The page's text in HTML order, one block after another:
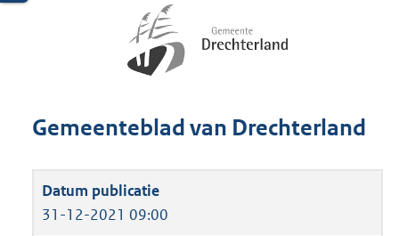
Gemeenteblad van Drechterland
31-12-2021 09:00